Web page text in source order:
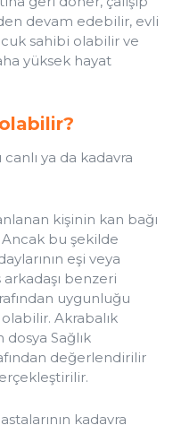
devam edebilir, evli
sahibi olabilir ve
yüksek hayat
ya da kadavra
kişinin kan bağı
bu şekilde
eşi veya
benzeri
uygunluğu
Akrabalık
Sağlık
değerlendirilir
kadavra